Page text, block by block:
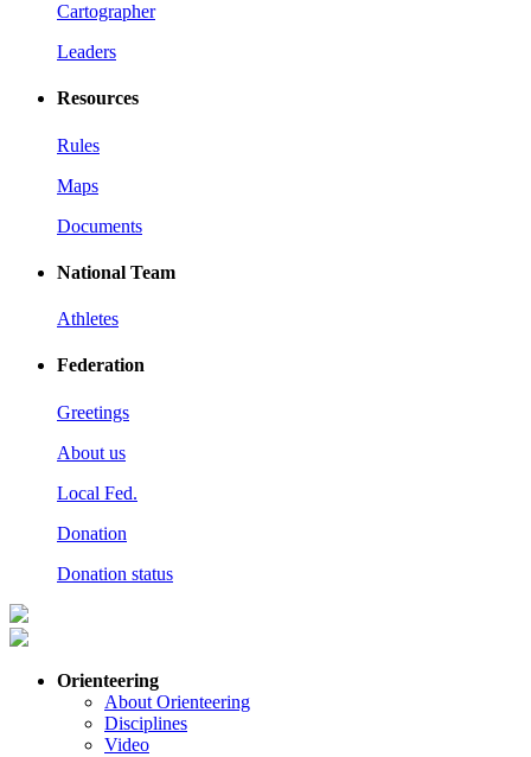
Cartographer
Leaders
Resources
Rules
Maps
Documents
National Team
Athletes
Federation
Greetings
About us
Local Fed.
Donation
Donation status
Orienteering
About Orienteering
Disciplines
Video